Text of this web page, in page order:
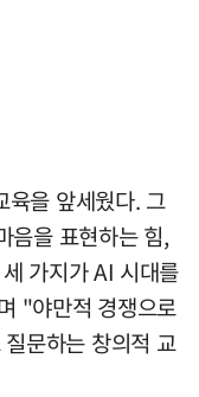
육을 앞세웠다. 그
음을 표현하는 힘,
가지가 AI 시대를
"야만적 경쟁으로
문하는 창의적 교